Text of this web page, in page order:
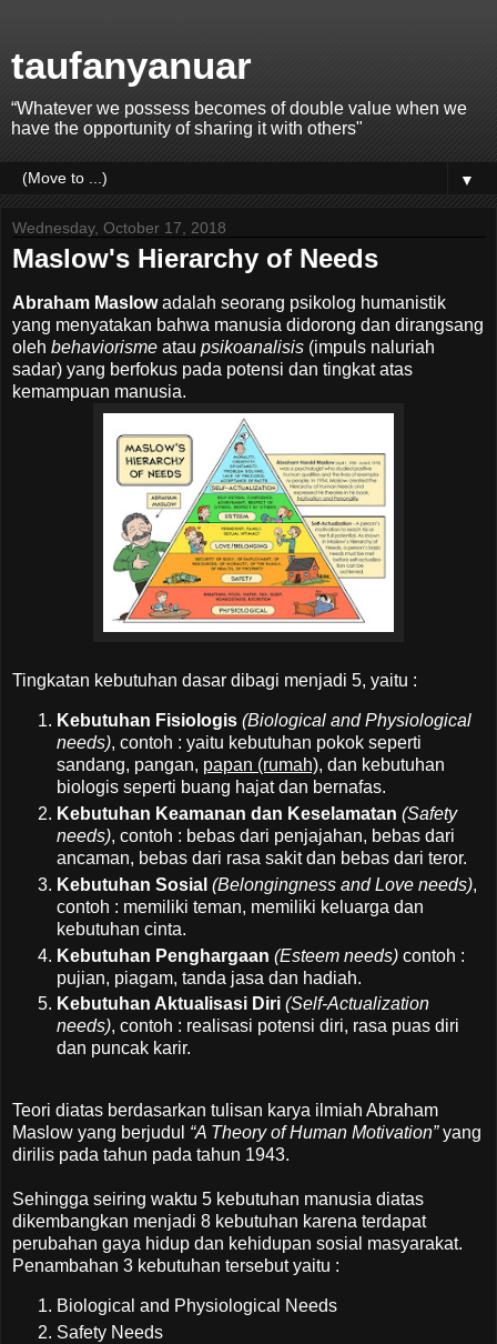
taufanyanuar
“Whatever we possess becomes of double value when we
have the opportunity of sharing it with others"
▼
Wednesday, October 17, 2018
Maslow's Hierarchy of Needs
Abraham Maslowadalah seorang psikolog humanistik
yang menyatakan bahwa manusia didorong dan dirangsang
oleh behaviorisme atau psikoanalisis (impuls naluriah
sadar) yang berfokus pada potensi dan tingkat atas
kemampuan manusia.
Tingkatan kebutuhan dasar dibagi menjadi 5, yaitu :
Kebutuhan Fisiologis (Biological and Physiological
needs), contoh : yaitu kebutuhan pokok seperti
sandang, pangan, papan (rumah), dan kebutuhan
biologis seperti buang hajat dan bernafas.
Kebutuhan Keamanan dan Keselamatan (Safety
needs), contoh : bebas dari penjajahan, bebas dari
ancaman, bebas dari rasa sakit dan bebas dari teror.
Kebutuhan Sosial (Belongingness and Love needs),
contoh : memiliki teman, memiliki keluarga dan
kebutuhan cinta.
Kebutuhan Penghargaan (Esteem needs) contoh :
pujian, piagam, tanda jasa dan hadiah.
Kebutuhan Aktualisasi Diri (Self-Actualization
needs), contoh : realisasi potensi diri, rasa puas diri
dan puncak karir.
Teori diatas berdasarkan tulisan karya ilmiah Abraham
Maslow yang berjudul “A Theory of Human Motivation”yang
dirilis pada tahun pada tahun 1943.
Sehingga seiring waktu 5 kebutuhan manusia diatas
dikembangkan menjadi 8 kebutuhan karena terdapat
perubahan gaya hidup dan kehidupan sosial masyarakat.
Penambahan 3 kebutuhan tersebut yaitu :
Biological and Physiological Needs
Safety Needs